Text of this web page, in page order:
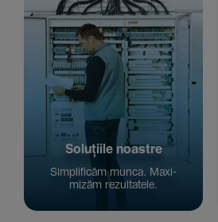
Solu­țiile noastre
Simpli­ficăm munca. Maxi­
mizăm rezul­ta­tele.